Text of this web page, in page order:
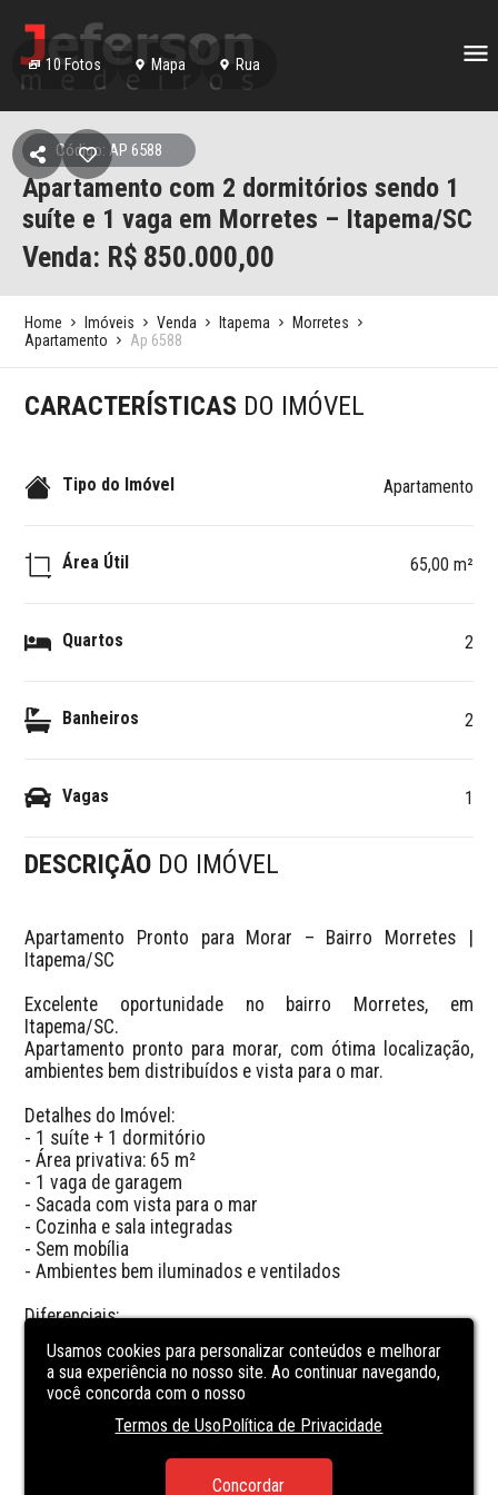
10 Fotos Mapa Rua
Código: AP 6588
Apartamento com 2 dormitórios sendo 1
suíte e 1 vaga em Morretes – Itapema/SC
Venda: R$ 850.000,00
Home Imóveis Venda Itapema
Morretes
Apartamento
Ap 6588
CARACTERÍSTICAS DO IMÓVEL
Tipo do Imóvel Apartamento
Área Útil 65,00 m²
Quartos 2
Banheiros 2
Vagas 1
DESCRIÇÃO DO IMÓVEL
Apartamento Pronto para Morar – Bairro Morretes |
Itapema/SC
Excelente oportunidade no bairro Morretes, em
Itapema/SC.
Apartamento pronto para morar, com ótima localização,
ambientes bem distribuídos e vista para o mar.
Detalhes do Imóvel:
- 1 suíte + 1 dormitório
- Área privativa: 65 m²
- 1 vaga de garagem
- Sacada com vista para o mar
- Cozinha e sala integradas
- Sem mobília
- Ambientes bem iluminados e ventilados
Diferenciais:
- Localização tranquila e próxima a comércios e serviços
- Imóvel pronto para morar
- Planta funcional e bem aproveitada
Usamos cookies para personalizar conteúdos e melhorar
a sua experiência no nosso site. Ao continuar navegando,
você concorda com o nosso
Termos de UsoPolítica de Privacidade
Concordar